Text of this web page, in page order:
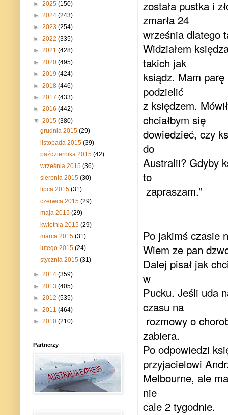
została pustka i
zmarła 24
września dlatego
Widziałem
takich jak
ksiądz. Mam
podzielić
z księdzem.
chciałbym się
dowiedzieć, czy
do
Australii? Gdyby
to
zapraszam.”
Po jakimś czasie
Wiem ze pan
Dalej pisał jak
w
Pucku. Jeśli uda
czasu na
rozmowy o
zabiera.
Po odpowiedzi
przyjacielowi
Melbourne, ale
nie
cale 2 tygodnie.
► 2025 (150)
► 2024 (243)
► 2023 (254)
► 2022 (335)
► 2021 (428)
► 2020 (495)
► 2019 (424)
► 2018 (446)
► 2017 (433)
► 2016 (442)
▼ 2015 (380)
grudnia 2015(29)
listopada 2015(39)
października 2015(42)
września 2015(36)
sierpnia 2015(30)
lipca 2015(31)
czerwca 2015(29)
maja 2015(29)
kwietnia 2015(29)
marca 2015(31)
lutego 2015(24)
stycznia 2015(31)
► 2014 (359)
► 2013 (405)
► 2012 (535)
► 2011 (464)
► 2010 (210)
Partnerzy